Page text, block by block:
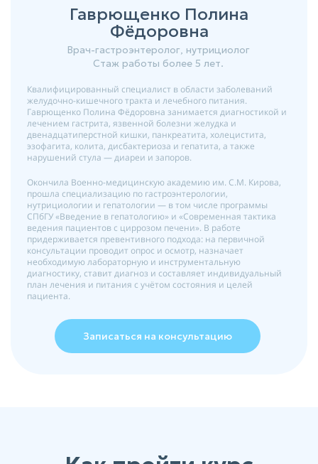
Гаврющенко Полина
Фёдоровна
Врач-гастроэнтеролог, нутрициолог
Стаж работы более 5 лет.
Квалифицированный специалист в области заболеваний
желудочно-кишечного тракта и лечебного питания.
Гаврющенко Полина Фёдоровна занимается диагностикой и
лечением гастрита, язвенной болезни желудка и
двенадцатиперстной кишки, панкреатита, холецистита,
эзофагита, колита, дисбактериоза и гепатита, а также
нарушений стула — диареи и запоров.
Окончила Военно-медицинскую академию им. С.М. Кирова,
прошла специализацию по гастроэнтерологии,
нутрициологии и гепатологии — в том числе программы
СПбГУ «Введение в гепатологию» и «Современная тактика
ведения пациентов с циррозом печени». В работе
придерживается превентивного подхода: на первичной
консультации проводит опрос и осмотр, назначает
необходимую лабораторную и инструментальную
диагностику, ставит диагноз и составляет индивидуальный
план лечения и питания с учётом состояния и целей
пациента.
Записаться на консультацию